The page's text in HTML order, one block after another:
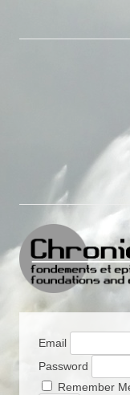
Email
Password
Remember